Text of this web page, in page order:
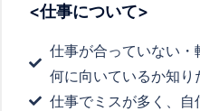
<仕事について>
仕事が合っていない
何に向いているか知り
仕事でミスが多く、自